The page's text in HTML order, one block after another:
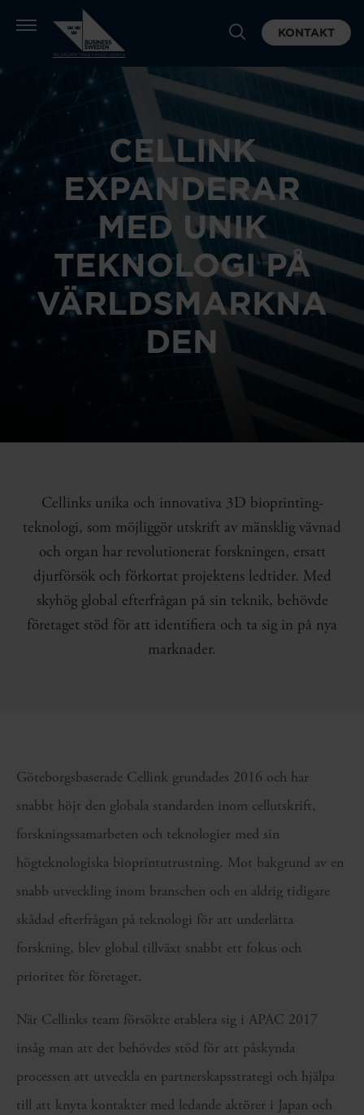
KONTAKT
CELLINK
EXPANDERAR
MED UNIK
TEKNOLOGI PÅ
VÄRLDSMARKNA
DEN
Cellinks unika och innovativa 3D bioprinting-
teknologi, som möjliggör utskrift av mänsklig vävnad
och organ har revolutionerat forskningen, ersatt
djurförsök och förkortat projektens ledtider. Med
skyhög global efterfrågan på sin teknik, behövde
företaget stöd för att identifiera och ta sig in på nya
marknader.
Göteborgsbaserade Cellink grundades 2016 och har
snabbt höjt den globala standarden inom cellutskrift,
forskningssamarbeten och teknologier med sin
högteknologiska bioprintutrustning. Mot bakgrund av en
snabb utveckling inom branschen och en aldrig tidigare
skådad efterfrågan på teknologi för att underlätta
forskning, blev global tillväxt snabbt ett fokus och
prioritet för företaget.
När Cellinks team försökte etablera sig i APAC 2017
insåg man att det behövdes stöd för att påskynda
processen att utveckla en partnerskapsstrategi och hjälpa
till att knyta kontakter med ledande aktörer i Japan och